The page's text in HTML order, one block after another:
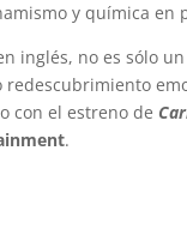
y química en
inglés, no es sólo
con el estreno de
.